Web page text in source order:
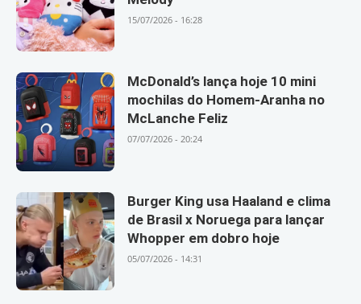
15/07/2026 - 16:28
McDonald’s lança hoje 10 mini
mochilas do Homem-Aranha no
McLanche Feliz
07/07/2026 - 20:24
Burger King usa Haaland e clima
de Brasil x Noruega para lançar
Whopper em dobro hoje
05/07/2026 - 14:31